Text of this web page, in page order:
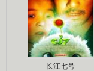
长江七号